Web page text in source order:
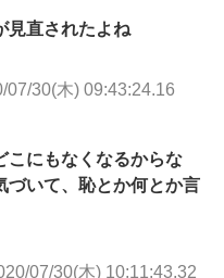
見直されたよね
07/30(木) 09:43:24.16
こにもなくなるからな
づいて、恥とか何とか言
07/30(木) 10:11:43.32